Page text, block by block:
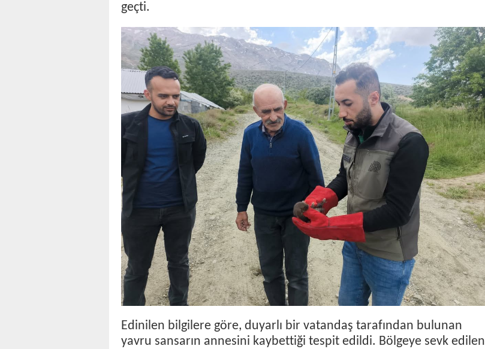
geçti.
Edinilen bilgilere göre, duyarlı bir vatandaş tarafından bulunan
yavru sansarın annesini kaybettiği tespit edildi. Bölgeye sevk edilen